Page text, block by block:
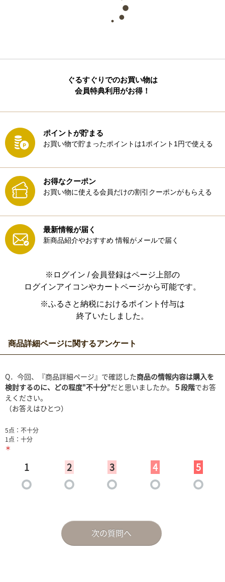
ぐるすぐりでのお買い物は
会員特典利用がお得！
ポイントが貯まる
お買い物で貯まったポイントは1ポイント1円で使える
お得なクーポン
お買い物に使える会員だけの割引クーポンがもらえる
最新情報が届く
新商品紹介やおすすめ 情報がメールで届く
※ログイン / 会員登録はページ上部の
ログインアイコンやカートページから可能です。
※ふるさと納税におけるポイント付与は
終了いたしました。
商品詳細ページに関するアンケート